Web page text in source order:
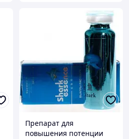
Препарат для
повышения потенции